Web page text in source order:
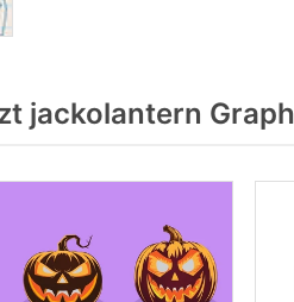
jackolantern